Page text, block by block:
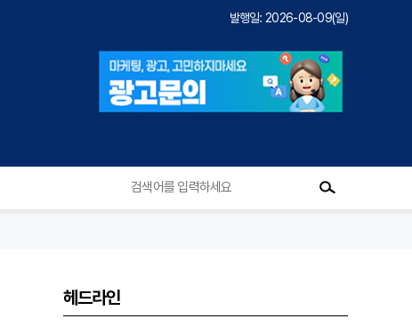
발행일: 2026-08-09(일)
헤드라인